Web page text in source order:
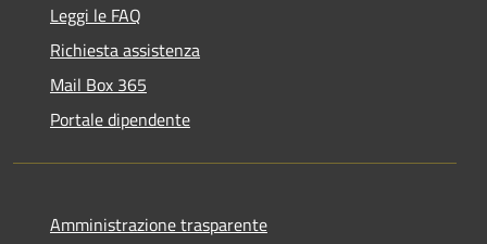
Leggi le FAQ
Richiesta assistenza
Mail Box 365
Portale dipendente
Amministrazione trasparente